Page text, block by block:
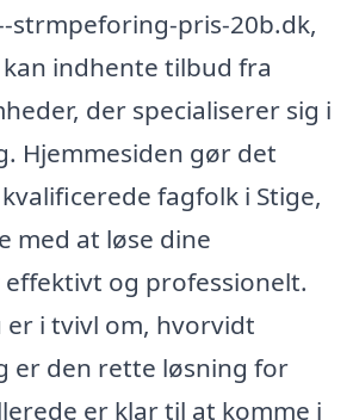
strmpeforing-pris-20b.dk,
indhente tilbud fra
der specialiserer sig i
Hjemmesiden gør det
fagfolk i Stige,
med at løse dine
og professionelt.
er i tvivl om, hvorvidt
er den rette løsning for
er klar til at komme i